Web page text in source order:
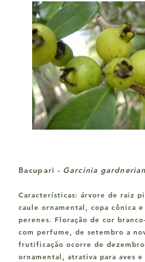
Bacupari - Garcinia
Características: árvore de raiz
caule ornamental, copa cônica
perenes. Floração de cor
com perfume, de setembro a
frutificação ocorre de
ornamental, atrativa para aves